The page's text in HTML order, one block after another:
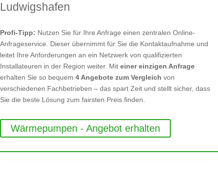
Ludwigshafen
Profi-Tipp: Nutzen Sie für Ihre Anfrage einen zentralen Online-
Anfrageservice. Dieser übernimmt für Sie die Kontaktaufnahme und
leitet Ihre Anforderungen an ein Netzwerk von qualifizierten
Installateuren in der Region weiter. Mit einer einzigen Anfrage
erhalten Sie so bequem 4 Angebote zum Vergleich von
verschiedenen Fachbetrieben – das spart Zeit und stellt sicher, dass
Sie die beste Lösung zum fairsten Preis finden.
Wärmepumpen - Angebot erhalten